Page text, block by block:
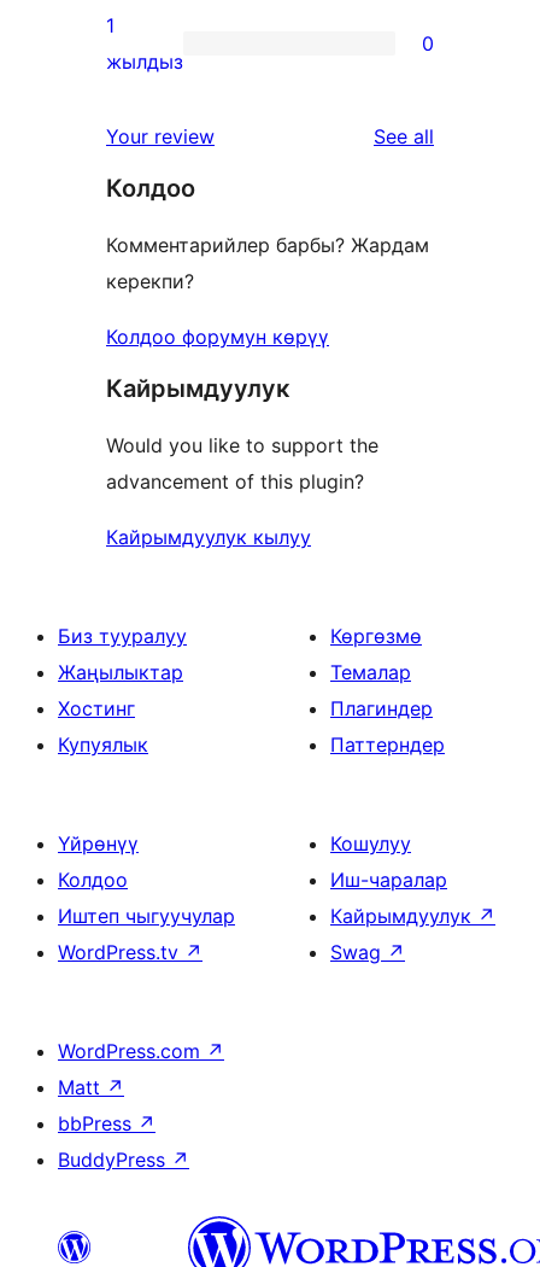
reviews
2-
star
0
star
1
жылдыз
0
Your review See all
Колдоо
Комментарийлер барбы? Жардам
керекпи?
Колдоо форумун көрүү
Кайрымдуулук
Would you like to support the
advancement of this plugin?
Кайрымдуулук кылуу
Биз тууралуу
Жаңылыктар
Хостинг
Купуялык
Көргөзмө
Темалар
Плагиндер
Паттерндер
Үйрөнүү
Колдоо
Иштеп чыгуучулар
WordPress.tv ↗
Кошулуу
Иш-чаралар
Кайрымдуулук ↗
Swag ↗
WordPress.com ↗
Matt ↗
bbPress ↗
BuddyPress ↗